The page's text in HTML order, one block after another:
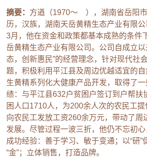
摘要： 方遒（1970～ ），湖南省岳阳
历，汉族，湖南天岳黄精生态产业有限
3月，他在资金和政策都基本成熟的条件
岳黄精生态产业有限公司。公司自成立以
态，创新惠民”的经营理念，针对现代社
题，积极利用平江县及周边优越适宜的
生黄精系列化大健康产品开发，取得了
绩：与平江县632户贫困户签订到户帮扶
困人口1710人，为200余人次的农民工
向农民工发放工资260余万元，带动了周
发展。尽管过程一波三折，他仍不忘初
成功经验：善于学习、敏于变通；以“研”
“金”；立体销售，打造品牌。